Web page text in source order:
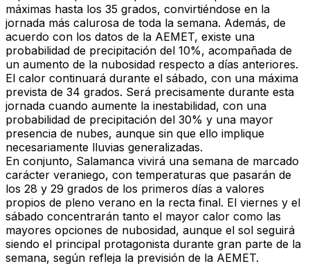
máximas hasta los 35 grados, convirtiéndose en la
jornada más calurosa de toda la semana. Además, de
acuerdo con los datos de la AEMET, existe una
probabilidad de precipitación del 10%, acompañada de
un aumento de la nubosidad respecto a días anteriores.
El calor continuará durante el sábado, con una máxima
prevista de 34 grados. Será precisamente durante esta
jornada cuando aumente la inestabilidad, con una
probabilidad de precipitación del 30% y una mayor
presencia de nubes, aunque sin que ello implique
necesariamente lluvias generalizadas.
En conjunto, Salamanca vivirá una semana de marcado
carácter veraniego, con temperaturas que pasarán de
los 28 y 29 grados de los primeros días a valores
propios de pleno verano en la recta final. El viernes y el
sábado concentrarán tanto el mayor calor como las
mayores opciones de nubosidad, aunque el sol seguirá
siendo el principal protagonista durante gran parte de la
semana, según refleja la previsión de la AEMET.